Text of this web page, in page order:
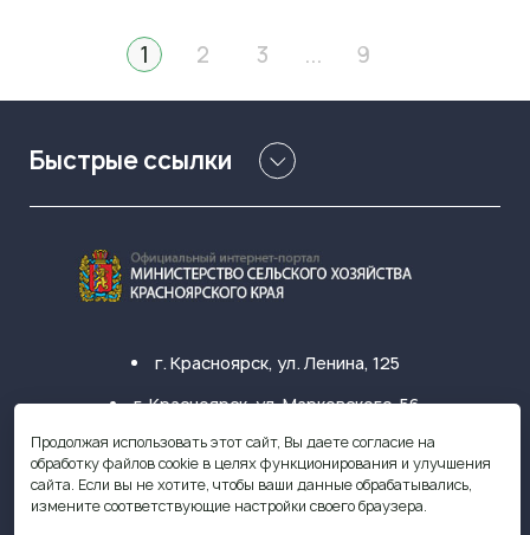
1 2 3 ... 9
Быстрые ссылки
г. Красноярск, ул. Ленина, 125
г. Красноярск, ул. Марковского, 56
+7 (391) 249-31-33
krasagro@krasagro.ru
Продолжая использовать этот сайт, Вы даете согласие на
обработку файлов cookie в целях функционирования и улучшения
сайта. Если вы не хотите, чтобы ваши данные обрабатывались,
измените соответствующие настройки своего браузера.